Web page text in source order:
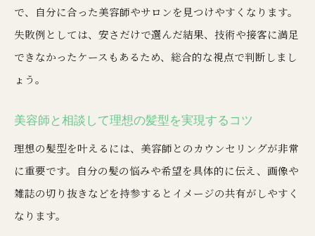
ショートカット上手な美容院の見分け方
美容師予約で希望をしっかり伝えるコツ
つくば美容院ランキング情報の正しい活用法
で、自分に合った美容師やサロンを見つけやすくなります。
失敗例としては、安さだけで選んだ結果、技術や接客に満足
できなかったケースもあるため、総合的な視点で判断しまし
ょう。
美容師と相談して理想の髪型を実現するコツ
理想の髪型を叶えるには、美容師とのカウンセリングが非常
に重要です。自分の髪の悩みや希望を具体的に伝え、画像や
雑誌の切り抜きなどを持参するとイメージの共有がしやすく
なります。